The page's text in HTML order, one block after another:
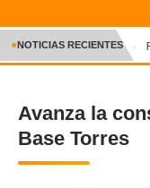
INICIO
CRÓNICA
DEPORTES
●NOTICIAS RECIENTES
Avanza la
Base Torres